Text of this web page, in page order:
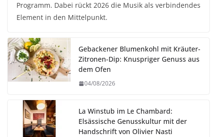
Programm. Dabei rückt 2026 die Musik als verbindendes
Element in den Mittelpunkt.
Gebackener Blumenkohl mit Kräuter-
Zitronen-Dip: Knuspriger Genuss aus
dem Ofen
04/08/2026
La Winstub im Le Chambard:
Elsässische Genusskultur mit der
Handschrift von Olivier Nasti